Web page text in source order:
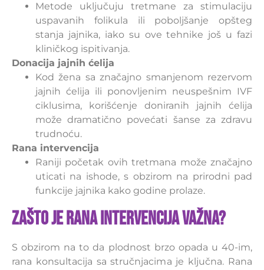
Metode uključuju tretmane za stimulaciju
uspavanih folikula ili poboljšanje opšteg
stanja jajnika, iako su ove tehnike još u fazi
kliničkog ispitivanja.
Donacija jajnih ćelija
Kod žena sa značajno smanjenom rezervom
jajnih ćelija ili ponovljenim neuspešnim IVF
ciklusima, korišćenje doniranih jajnih ćelija
može dramatično povećati šanse za zdravu
trudnoću.
Rana intervencija
Raniji početak ovih tretmana može značajno
uticati na ishode, s obzirom na prirodni pad
funkcije jajnika kako godine prolaze.
Zašto je rana intervencija važna?
S obzirom na to da plodnost brzo opada u 40-im,
rana konsultacija sa stručnjacima je ključna. Rana